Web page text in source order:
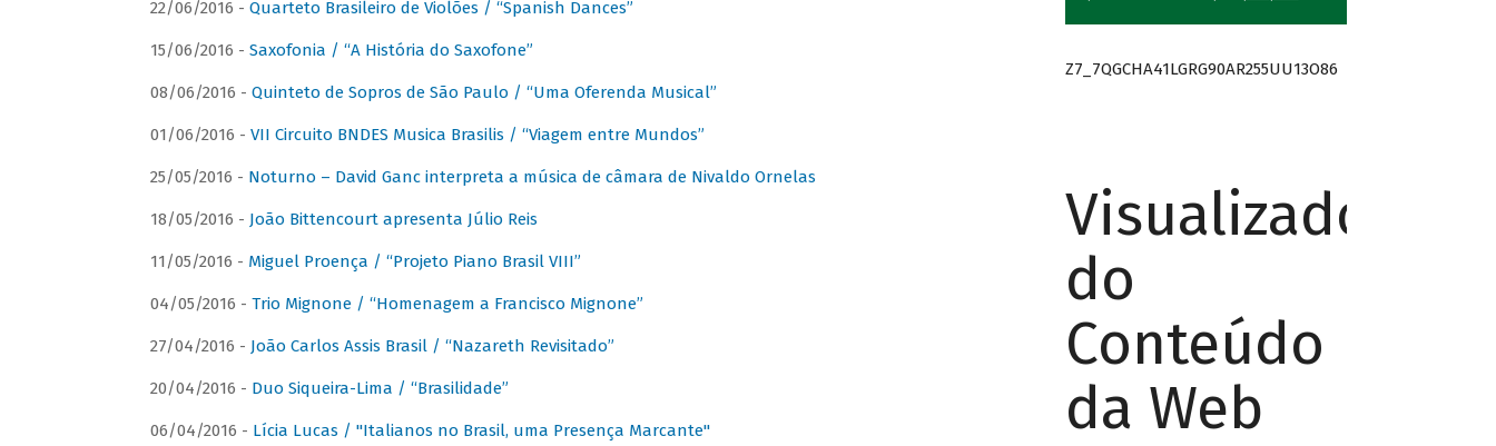
22/06/2016 - Quarteto Brasileiro de Violões / “Spanish Dances”
15/06/2016 - Saxofonia / “A História do Saxofone”
08/06/2016 - Quinteto de Sopros de São Paulo / “Uma Oferenda Musical”
01/06/2016 - VII Circuito BNDES Musica Brasilis / “Viagem entre Mundos”
25/05/2016 - Noturno – David Ganc interpreta a música de câmara de Nivaldo Ornelas
18/05/2016 - João Bittencourt apresenta Júlio Reis
11/05/2016 - Miguel Proença / “Projeto Piano Brasil VIII”
04/05/2016 - Trio Mignone / “Homenagem a Francisco Mignone”
27/04/2016 - João Carlos Assis Brasil / “Nazareth Revisitado”
20/04/2016 - Duo Siqueira-Lima / “Brasilidade”
06/04/2016 - Lícia Lucas / "Italianos no Brasil, uma Presença Marcante"
Z7_7QGCHA41LGRG90AR255UU13O86
Visualizador
do
Conteúdo
da Web